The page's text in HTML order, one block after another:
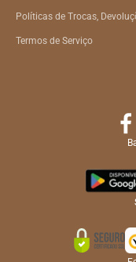
Políticas de Trocas,
Termos de Serviço